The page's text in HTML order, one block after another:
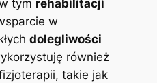
tym rehabilitacji
w
dolegliwości
również
takie jak